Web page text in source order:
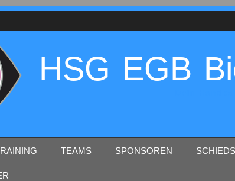
HSG EGB
TEAMS SPONSOREN